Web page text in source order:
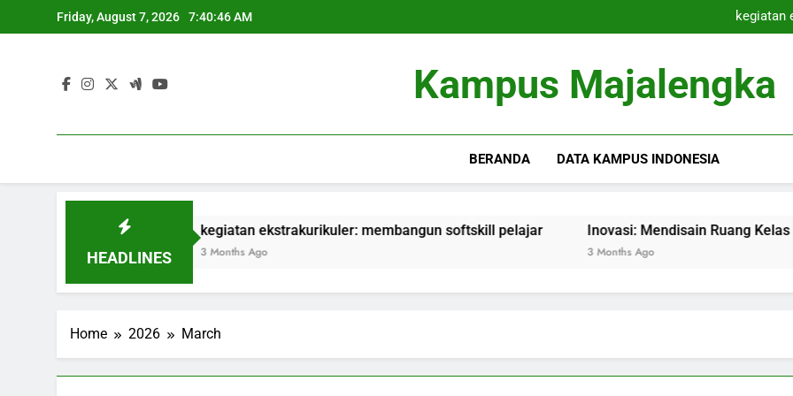
to
Friday, August 7, 2026 7:40:46 AM
kegiatan
Inovasi:
Inovasi:
Kampus Majalengka
BERANDA DATA KAMPUS INDONESIA
HEADLINES
kegiatan ekstrakurikuler: membangun softskill pelajar
3 Months Ago
Inovasi: Mendisain Ruang Kelas
3 Months Ago
Home 2026 March